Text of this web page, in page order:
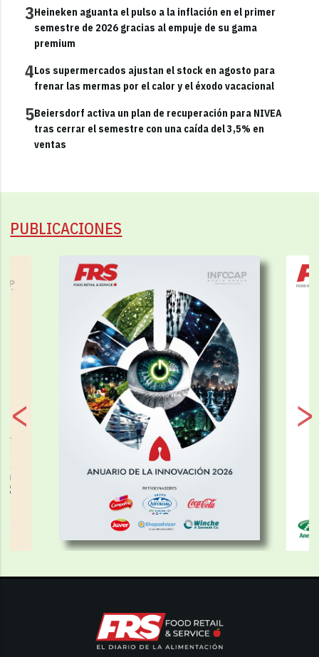
3Heineken aguanta el pulso a la inflación en el primer
semestre de 2026 gracias al empuje de su gama
premium
4Los supermercados ajustan el stock en agosto para
frenar las mermas por el calor y el éxodo vacacional
5Beiersdorf activa un plan de recuperación para NIVEA
tras cerrar el semestre con una caída del 3,5% en
ventas
PUBLICACIONES